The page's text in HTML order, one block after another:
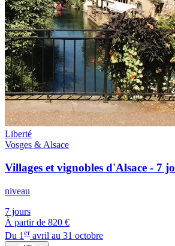
Liberté
Vosges & Alsace
Villages et vignobles d'Alsace - 7
niveau
7 jours
À partir de 820 €
Du 1eravril au 31 octobre